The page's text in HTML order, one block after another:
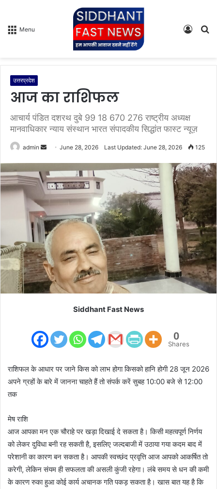
Menu
Log
उत्तरप्रदेश
आज का राशिफल
आचार्य पंडित दशरथ दुबे 99 18 670 276 राष्ट्रीय अध्यक्ष
मानवाधिकार न्याय संस्थान भारत संपादकीय सिद्धांत फास्ट न्यूज़
admin
n
d
a
n
e
a
l
June 28, 2026 Last Updated: June 28, 2026 125
Siddhant Fast News
0
Shares
राशिफल के आधार पर जाने किस को लाभ होगा किसको हानि होगी 28 जून 2026
अपने ग्रहों के बारे में जानना चाहते हैं तो संपर्क करें सुबह 10:00 बजे से 12:00
तक
मेष राशि
आज आपका मन एक चौराहे पर खड़ा दिखाई दे सकता है। किसी महत्वपूर्ण निर्णय
को लेकर दुविधा बनी रह सकती है, इसलिए जल्दबाजी में उठाया गया कदम बाद में
परेशानी का कारण बन सकता है। आपकी स्वच्छंद प्रवृत्ति आज आपको आकर्षित तो
करेगी, लेकिन संयम ही सफलता की असली कुंजी रहेगा। लंबे समय से धन की कमी
के कारण रुका हुआ कोई कार्य अचानक गति पकड़ सकता है। खास बात यह है कि